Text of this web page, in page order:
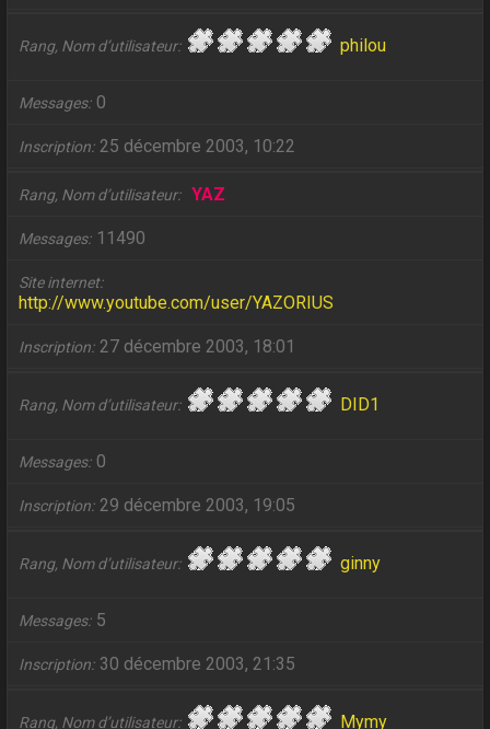
Rang, Nom d’utilisateur philou
Messages 0
Inscription 25 décembre 2003, 10:22
Rang, Nom d’utilisateur YAZ
Messages 11490
Site internet
http://www.youtube.com/user/YAZORIUS
Inscription 27 décembre 2003, 18:01
Rang, Nom d’utilisateur DID1
Messages 0
Inscription 29 décembre 2003, 19:05
Rang, Nom d’utilisateur ginny
Messages 5
Inscription 30 décembre 2003, 21:35
Rang, Nom d’utilisateur Mymy